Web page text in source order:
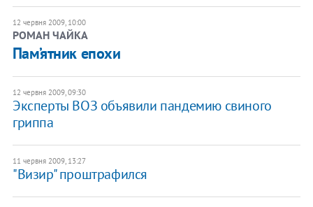
12 червня 2009, 10:00
РОМАН ЧАЙКА
Пам’ятник епохи
12 червня 2009, 09:30
Эксперты ВОЗ объявили пандемию свиного
гриппа
11 червня 2009, 13:27
"Визир" проштрафился